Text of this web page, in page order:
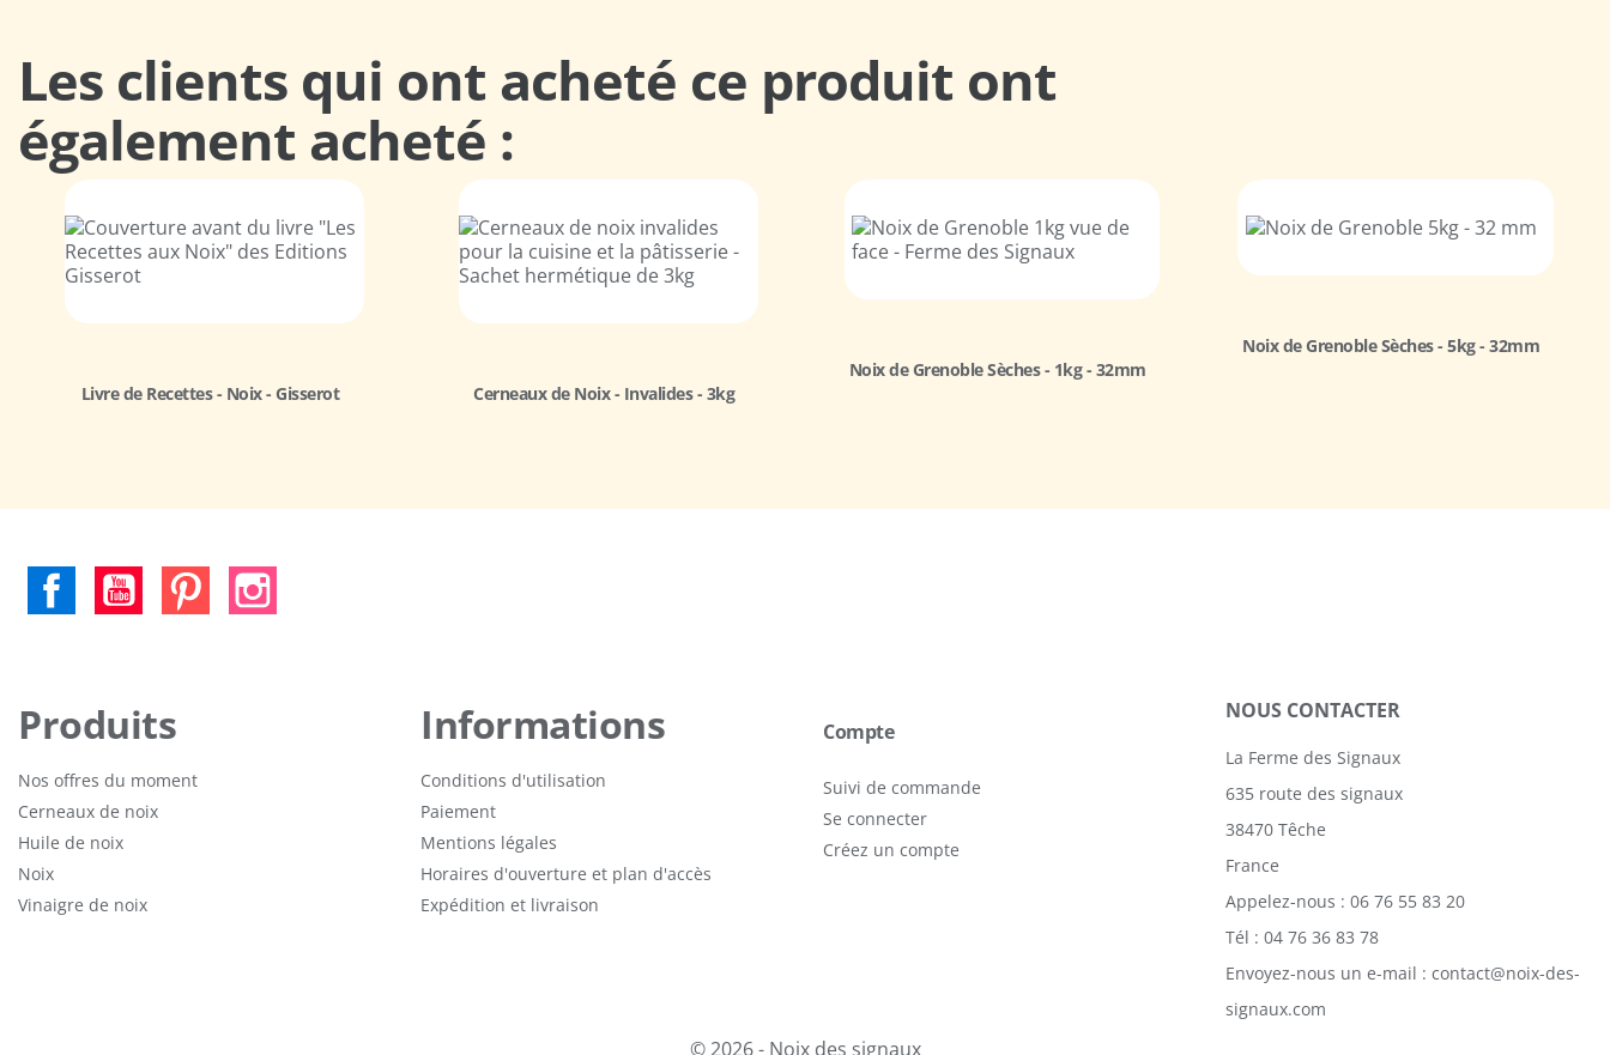
Les clients qui ont acheté ce produit ont
également acheté :
Livre de Recettes - Noix - Gisserot Cerneaux de Noix - Invalides - 3kg
Noix de Grenoble Sèches - 1kg - 32mm
Noix de Grenoble Sèches - 5kg - 32mm
FacebookYouTubePinterest
Produits
Nos offres du moment
Cerneaux de noix
Huile de noix
Noix
Vinaigre de noix
Informations
Conditions d'utilisation
Paiement
Mentions légales
Horaires d'ouverture et plan d'accès
Expédition et livraison
Compte
Suivi de commande
Se connecter
Créez un compte
NOUS CONTACTER
La Ferme des Signaux
635 route des signaux
38470 Têche
France
Appelez-nous : 06 76 55 83 20
Tél : 04 76 36 83 78
Envoyez-nous un e-mail : contact@noix-des-
signaux.com
© 2026 - Noix des signaux